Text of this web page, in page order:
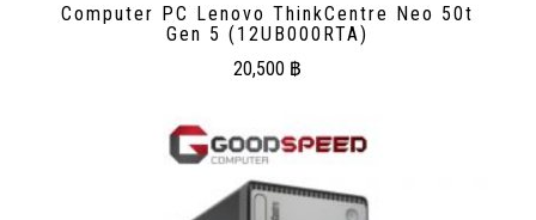
Computer PC Lenovo ThinkCentre Neo 50t
Gen 5 (12UB000RTA)
20,500 ฿